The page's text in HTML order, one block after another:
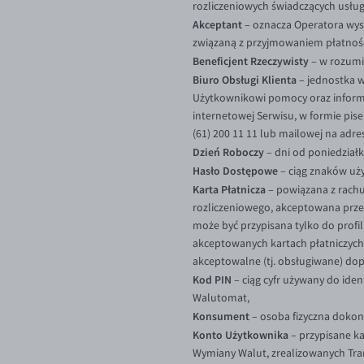
rozliczeniowych świadczących
Akceptant– oznacza Operatora
związaną z przyjmowaniem
Beneficjent Rzeczywisty– w
Biuro Obsługi Klienta– jednostka
Użytkownikowi pomocy oraz
internetowej Serwisu, w formie
(61) 200 11 11 lub mailowej na
Dzień Roboczy– dni od
Hasło Dostępowe– ciąg znaków
Karta Płatnicza– powiązana z
rozliczeniowego, akceptowana
może być przypisana tylko do
akceptowanych kartach
akceptowalne (tj. obsługiwane)
Kod PIN – ciąg cyfr używany do
Walutomat,
Konsument– osoba fizyczna
Konto Użytkownika– przypisane
Wymiany Walut, zrealizowanych